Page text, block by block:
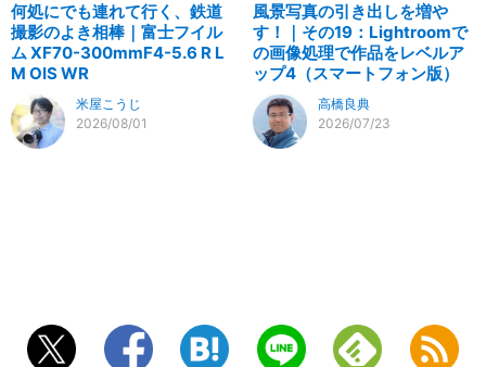
何処にでも連れて行く、鉄道
撮影のよき相棒｜富士フイル
ム XF70-300mmF4-5.6 R L
M OIS WR
米屋こうじ
2026/08/01
風景写真の引き出しを増や
す！｜その19：Lightroomで
の画像処理で作品をレベルア
ップ4（スマートフォン版）
高橋良典
2026/07/23